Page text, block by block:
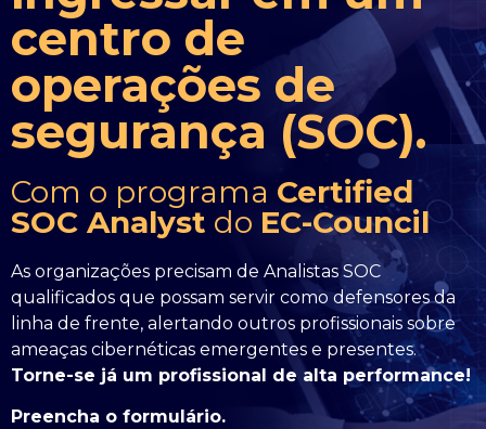
centro de
operações de
segurança (SOC).
Com o programa Certified
SOC Analyst do EC-Council
As organizações precisam de Analistas SOC
qualificados que possam servir como defensores da
linha de frente, alertando outros profissionais sobre
ameaças cibernéticas emergentes e presentes.
Torne-se já um profissional de alta performance!
Preencha o formulário.